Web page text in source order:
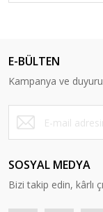
E-BÜLTEN
Kampanya ve
SOSYAL MEDYA
Bizi takip edin, kârlı